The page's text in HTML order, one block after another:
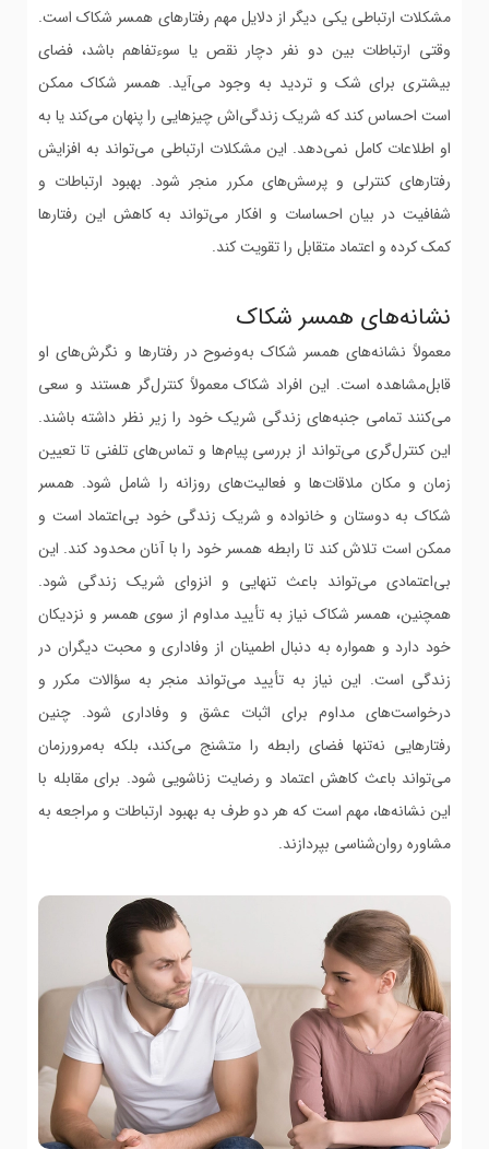
مشکلات ارتباطی یکی دیگر از دلایل مهم رفتارهای همسر شکاک است.
وقتی ارتباطات بین دو نفر دچار نقص یا سوءتفاهم باشد، فضای
بیشتری برای شک و تردید به وجود می‌آید. همسر شکاک ممکن
است احساس کند که شریک زندگی‌اش چیزهایی را پنهان می‌کند یا به
او اطلاعات کامل نمی‌دهد. این مشکلات ارتباطی می‌تواند به افزایش
رفتارهای کنترلی و پرسش‌های مکرر منجر شود. بهبود ارتباطات و
شفافیت در بیان احساسات و افکار می‌تواند به کاهش این رفتارها
کمک کرده و اعتماد متقابل را تقویت کند.
نشانه‌های همسر شکاک
معمولاً نشانه‌های همسر شکاک به‌وضوح در رفتارها و نگرش‌های او
قابل‌مشاهده است. این افراد شکاک معمولاً کنترل‌گر هستند و سعی
می‌کنند تمامی جنبه‌های زندگی شریک خود را زیر نظر داشته باشند.
این کنترل‌گری می‌تواند از بررسی پیام‌ها و تماس‌های تلفنی تا تعیین
زمان و مکان ملاقات‌ها و فعالیت‌های روزانه را شامل شود. همسر
شکاک به دوستان و خانواده و شریک زندگی خود بی‌اعتماد است و
ممکن است تلاش کند تا رابطه همسر خود را با آنان محدود کند. این
بی‌اعتمادی می‌تواند باعث تنهایی و انزوای شریک زندگی شود.
همچنین، همسر شکاک نیاز به تأیید مداوم از سوی همسر و نزدیکان
خود دارد و همواره به دنبال اطمینان از وفاداری و محبت دیگران در
زندگی است. این نیاز به تأیید می‌تواند منجر به سؤالات مکرر و
درخواست‌های مداوم برای اثبات عشق و وفاداری شود. چنین
رفتارهایی نه‌تنها فضای رابطه را متشنج می‌کند، بلکه به‌مرورزمان
می‌تواند باعث کاهش اعتماد و رضایت زناشویی شود. برای مقابله با
این نشانه‌ها، مهم است که هر دو طرف به بهبود ارتباطات و مراجعه به
مشاوره روان‌شناسی بپردازند.